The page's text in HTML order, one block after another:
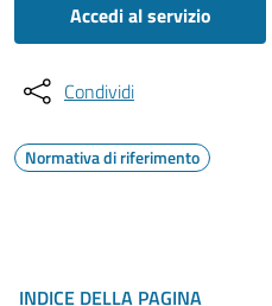
Accedi al servizio
Condividi
Normativa di riferimento
INDICE DELLA PAGINA